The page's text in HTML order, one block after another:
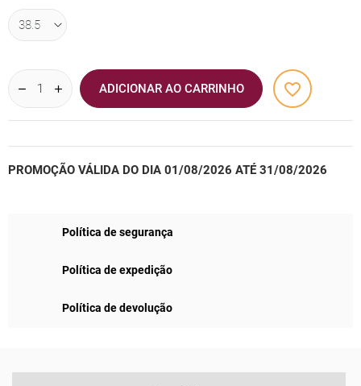
ADICIONAR AO CARRINHO favorite_border
PROMOÇÃO VÁLIDA DO DIA 01/08/2026 ATÉ 31/08/2026
Política de segurança
Política de expedição
Política de devolução